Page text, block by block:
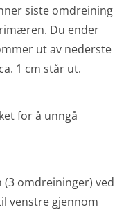
siste omdreining
Du ender
ut av nederste
1 cm står ut.
for å unngå
omdreininger) ved
venstre gjennom